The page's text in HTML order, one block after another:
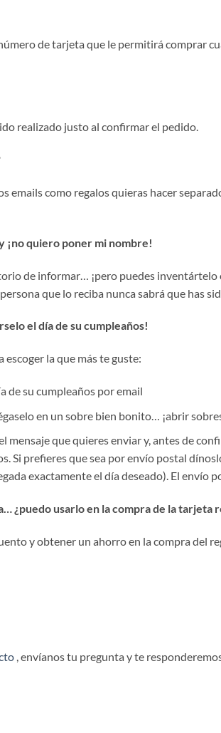
de tarjeta que le permitirá comprar
realizado justo al confirmar el pedido.
emails como regalos quieras hacer
¡no quiero poner mi nombre!
de informar… ¡pero puedes
que lo reciba nunca sabrá que has
el día de su cumpleaños!
la que más te guste:
de su cumpleaños por email
en un sobre bien bonito… ¡abrir
mensaje que quieres enviar y, antes de
Si prefieres que sea por envío postal
exactamente el día deseado). El envío
¿puedo usarlo en la compra de la tarjeta
y obtener un ahorro en la compra del
, envíanos tu pregunta y te